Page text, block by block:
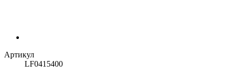
Артикул
LF0415400